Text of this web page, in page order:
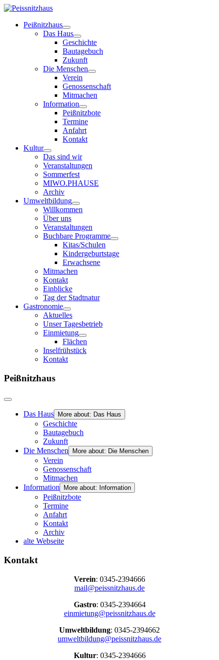
Peißnitzhaus
Das Haus
Geschichte
Bautagebuch
Zukunft
Die Menschen
Verein
Genossenschaft
Mitmachen
Information
Peißnitzbote
Termine
Anfahrt
Kontakt
Kultur
Das sind wir
Veranstaltungen
Sommerfest
MIWO.PHAUSE
Archiv
Umweltbildung
Willkommen
Über uns
Veranstaltungen
Buchbare Programme
Kitas/Schulen
Kindergeburtstage
Erwachsene
Mitmachen
Kontakt
Einblicke
Tag der Stadtnatur
Gastronomie
Aktuelles
Unser Tagesbetrieb
Einmietung
Flächen
Inselfrühstück
Kontakt
Peißnitzhaus
Das Haus More about: Das Haus
Geschichte
Bautagebuch
Zukunft
Die Menschen
More about: Die Menschen
Verein
Genossenschaft
Mitmachen
Information
More about: Information
Peißnitzbote
Termine
Anfahrt
Kontakt
Archiv
alte Webseite
Kontakt
Verein: 0345-2394666
mail@peissnitzhaus.de
Gastro: 0345-2394664
einmietung@peissnitzhaus.de
Umweltbildung: 0345-2394662
umweltbildung@peissnitzhaus.de
Kultur: 0345-2394666